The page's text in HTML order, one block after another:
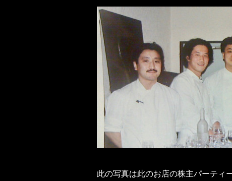
此の写真は此のお店の株主パーティ